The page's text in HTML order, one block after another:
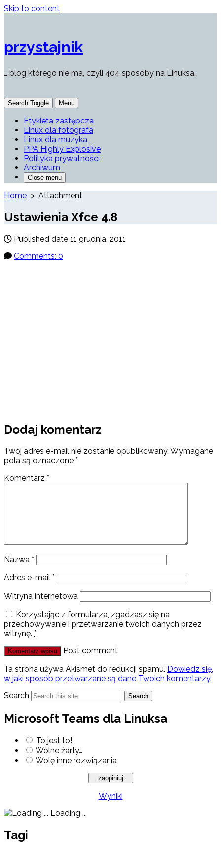
Skip to content
przystajnik
… blog którego nie ma, czyli 404 sposoby na Linuksa…
Search Toggle Menu
Etykieta zastępcza
Linux dla fotografa
Linux dla muzyka
PPA Highly Explosive
Polityka prywatności
Archiwum
Close menu
Home > Attachment
Ustawienia Xfce 4.8
Published date 11 grudnia, 2011
Comments: 0
Dodaj komentarz
Twój adres e-mail nie zostanie opublikowany. Wymagane
pola są oznaczone *
Komentarz *
Nazwa *
Adres e-mail *
Witryna internetowa
Korzystając z formularza, zgadzasz się na
przechowywanie i przetwarzanie twoich danych przez
witrynę. *
Post comment
Ta strona używa Akismet do redukcji spamu. Dowiedz się,
w jaki sposób przetwarzane są dane Twoich komentarzy.
Search
Search
Microsoft Teams dla Linuksa
To jest to!
Wolne żarty…
Wolę inne rozwiązania
Wyniki
Loading ...
Tagi